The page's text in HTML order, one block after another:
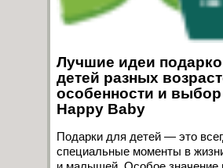
Лучшие идеи
детей разных
особенности и выбор
Happy Baby
Подарки для детей — это
специальные моменты в